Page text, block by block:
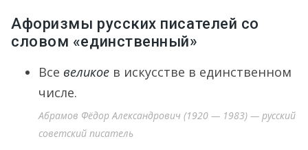
Афоризмы русских писателей со
словом «единственный»
Все великое в искусстве в единственном
числе.
Абрамов Фёдор Александрович (1920 — 1983) — русский
советский писатель